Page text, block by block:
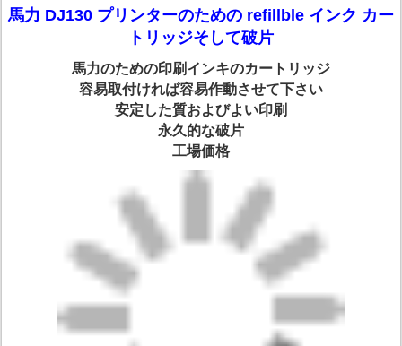
馬力 DJ130 プリンターのための refillble インク カー
トリッジそして破片
馬力のための印刷インキのカートリッジ
容易取付ければ容易作動させて下さい
安定した質およびよい印刷
永久的な破片
工場価格